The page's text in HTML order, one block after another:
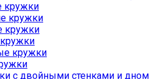
кружки
кружки
кружки
кружки
с двойными стенками и дном